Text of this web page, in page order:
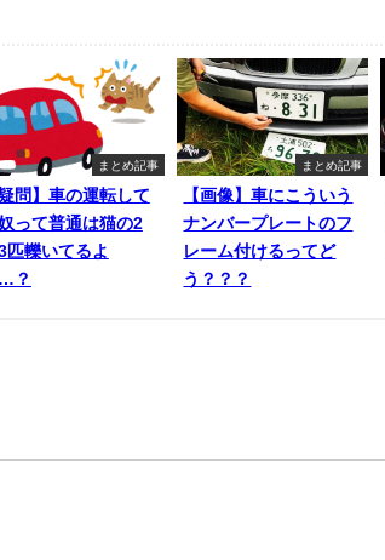
まとめ記事
疑問】車の運転して
って普通は猫の2
匹轢いてるよ
？
まとめ記事
【画像】車にこういう
ナンバープレートのフ
レーム付けるってど
う？？？